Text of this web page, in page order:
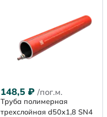
148,5 ₽ /пог.м.
Труба полимерная
трехслойная d50х1,8 SN4